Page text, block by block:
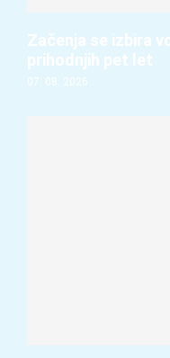
Začenja se izbira
prihodnjih pet let
07. 08. 2026